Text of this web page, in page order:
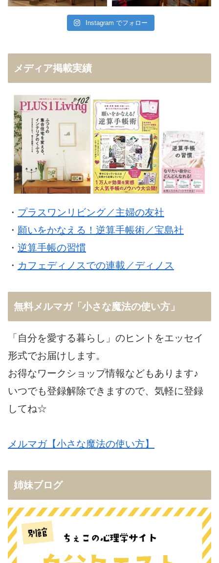
Instagram でフォロー
メディア掲載実績
・ プラスワンリビング／主婦の友社
・ 願いをかなえる！逆算手帳術／宝島社
・ 逆算手帳の習慣
・ カフェディノスでの連載／ディノス
無料メルマガ「小さな魔法の使い方」
「自分を愛する暮らし」のヒントをエッセイ
形式でお届けします。
お得なワークショップ情報などもあります♪
いつでも登録解除できますので、気軽に登録
してね☆
メルマガ【小さな魔法の使い方】
姉妹ブログ